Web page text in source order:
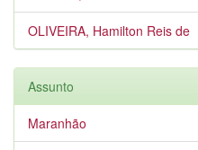
OLIVEIRA, Hamilton Reis de
Assunto
Maranhão